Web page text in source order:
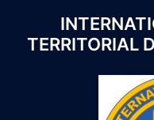
TERRITORIAL